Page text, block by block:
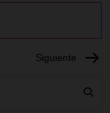
Siguiente